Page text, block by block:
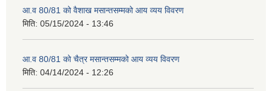
आ.व 80/81 को वैशाख मसान्तसम्मको आय व्यय विवरण
मिति: 05/15/2024 - 13:46
आ.व 80/81 को चैत्र मसान्तसम्मको आय व्यय विवरण
मिति: 04/14/2024 - 12:26